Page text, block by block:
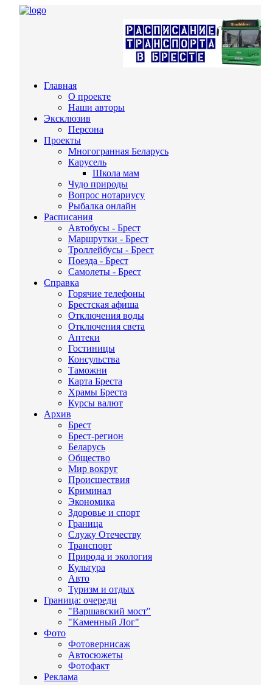
Главная
О проекте
Наши авторы
Эксклюзив
Персона
Проекты
Многогранная Беларусь
Карусель
Школа мам
Чудо природы
Вопрос нотариусу
Рыбалка онлайн
Расписания
Автобусы - Брест
Маршрутки - Брест
Троллейбусы - Брест
Поезда - Брест
Самолеты - Брест
Справка
Горячие телефоны
Брестская афиша
Отключения воды
Отключения света
Аптеки
Гостиницы
Консульства
Таможни
Карта Бреста
Храмы Бреста
Курсы валют
Архив
Брест
Брест-регион
Беларусь
Общество
Мир вокруг
Происшествия
Криминал
Экономика
Здоровье и спорт
Граница
Служу Отечеству
Транспорт
Природа и экология
Культура
Авто
Туризм и отдых
Граница: очереди
"Варшавский мост"
"Каменный Лог"
Фото
Фотовернисаж
Автосюжеты
Фотофакт
Реклама